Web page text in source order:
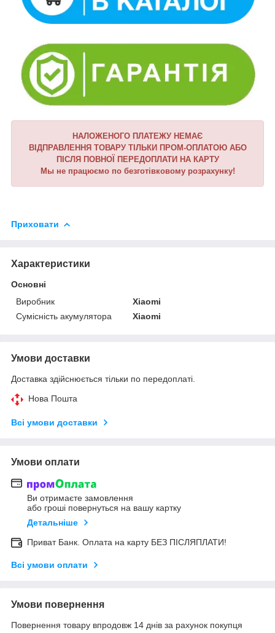
НАЛОЖЕНОГО ПЛАТЕЖУ НЕМАЄ
ВІДПРАВЛЕННЯ ТОВАРУ ТІЛЬКИ ПРОМ-ОПЛАТОЮ АБО
ПІСЛЯ ПОВНОЇ ПЕРЕДОПЛАТИ НА КАРТУ
Мы не працюємо по безготівковому розрахунку!
Приховати
Характеристики
Основні
Виробник
Xiaomi
Сумісність акумулятора
Xiaomi
Умови доставки
Доставка здійснюється тільки по передоплаті.
Нова Пошта
Всі умови доставки
Умови оплати
Ви отримаєте замовлення
або гроші повернуться на вашу картку
Детальніше
Приват Банк. Оплата на карту БЕЗ ПІСЛЯПЛАТИ!
Всі умови оплати
Умови повернення
Повернення товару впродовж 14 днів за рахунок покупця